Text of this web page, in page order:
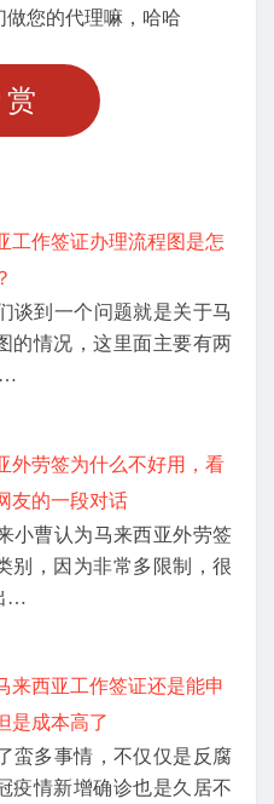
您的代理嘛，哈哈
工作签证办理流程图是怎
谈到一个问题就是关于马
的情况，这里面主要有两
…
外劳签为什么不好用，看
友的一段对话
小曹认为马来西亚外劳签
别，因为非常多限制，很
…
来西亚工作签证还是能申
是成本高了
蛮多事情，不仅仅是反腐
疫情新增确诊也是久居不